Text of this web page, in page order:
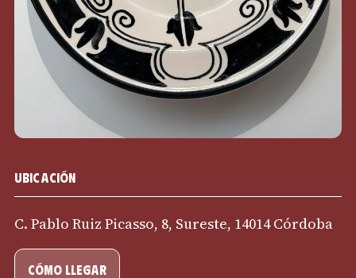
Ubicación
C. Pablo Ruiz Picasso, 8, Sureste, 14014 Córdoba
cómo llegar